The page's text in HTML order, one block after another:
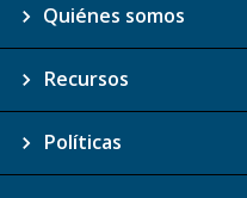
Quiénes somos
Recursos
Políticas